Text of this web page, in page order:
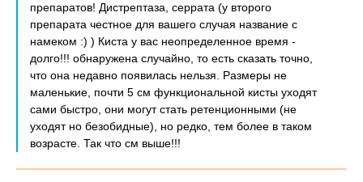
препаратов! Дистрептаза, серрата (у второго
препарата честное для вашего случая название с
намеком :) ) Киста у вас неопределенное время -
долго!!! обнаружена случайно, то есть сказать точно,
что она недавно появилась нельзя. Размеры не
маленькие, почти 5 см функциональной кисты уходят
сами быстро, они могут стать ретенционными (не
уходят но безобидные), но редко, тем более в таком
возрасте. Так что см выше!!!